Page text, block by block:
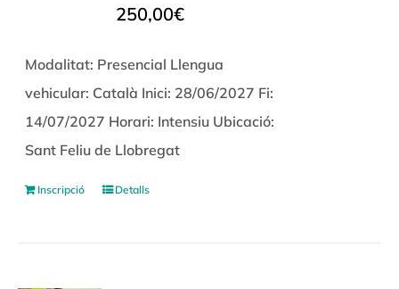
250,00€
Modalitat: Presencial Llengua
vehicular: Català Inici: 28/06/2027 Fi:
14/07/2027 Horari: Intensiu Ubicació:
Sant Feliu de Llobregat
Inscripció Detalls